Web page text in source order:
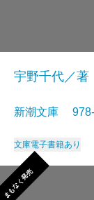
宇野千代／著
新潮文庫
文庫電子書籍あり
まもなく発売